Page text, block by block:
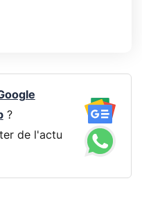
?
de l'actu